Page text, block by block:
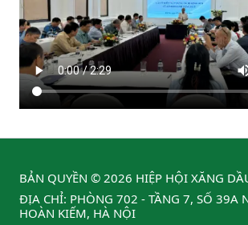
BẢN QUYỀN © 2026 HIỆP HỘI XĂNG
ĐỊA CHỈ: PHÒNG 702 - TẦNG 7, SỐ 39A
HOÀN KIẾM, HÀ NỘI